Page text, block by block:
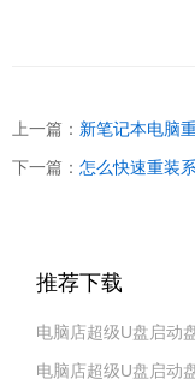
上一篇： 新笔记本电脑
下一篇： 怎么快速重装
推荐下载
电脑店超级U盘启动
电脑店超级U盘启动